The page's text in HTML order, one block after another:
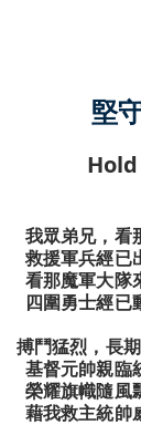
堅
我眾弟兄，看
救援軍兵經已
看那魔軍大隊
四圍勇士經已
搏鬥猛烈，長
基督元帥親臨
榮耀旗幟隨風
藉我救主統帥